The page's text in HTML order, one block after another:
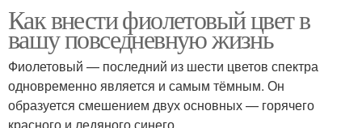
Как внести фиолетовый цвет в
вашу повседневную жизнь
Фиолетовый — последний из шести цветов спектра
одновременно является и самым тёмным. Он
образуется смешением двух основных — горячего